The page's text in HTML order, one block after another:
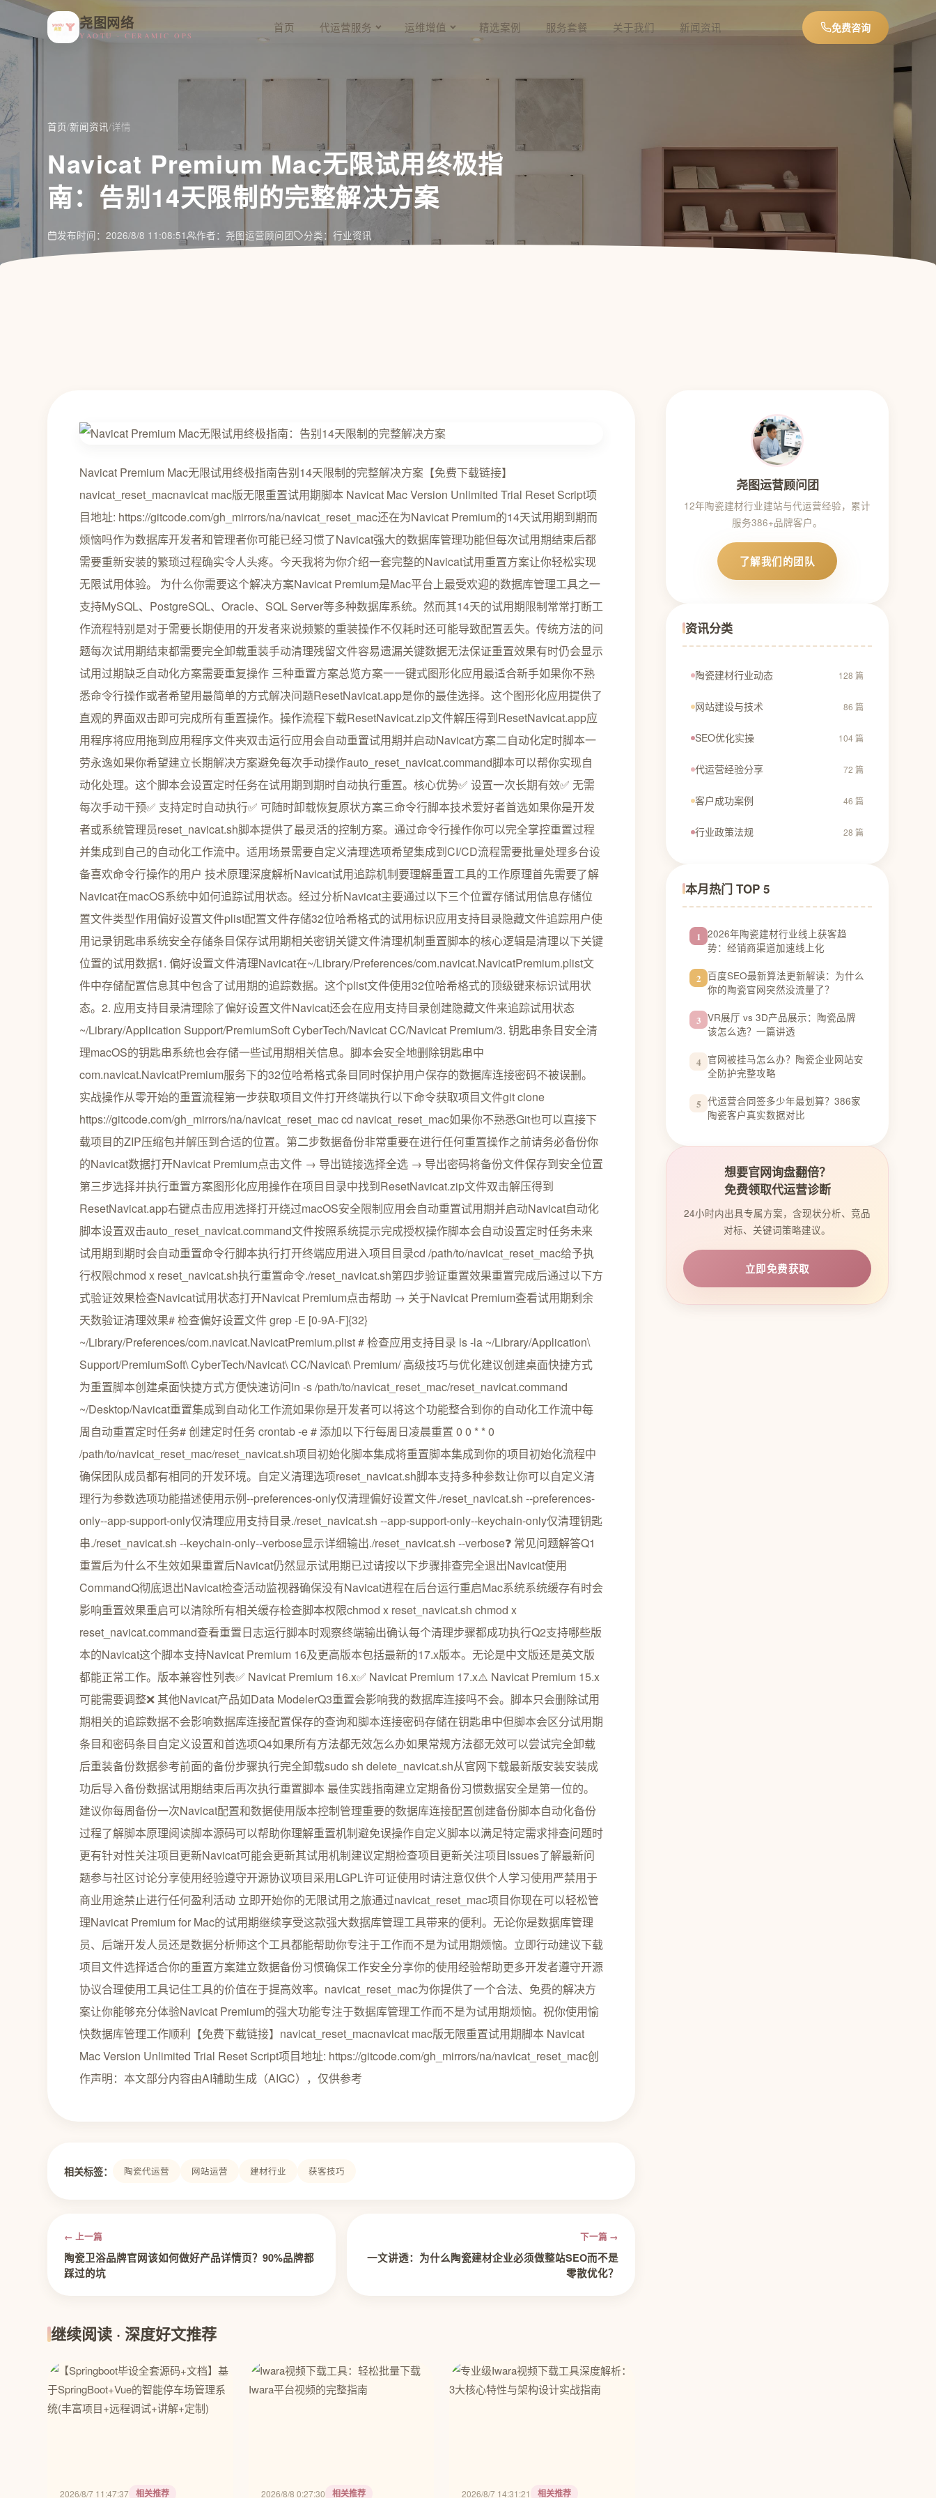
尧图网络
YAOTU · CERAMIC OPS
首页 代运营服务 运维增值 精选案例 服务套餐 关于我们 新闻资讯 免费咨询
首页/新闻资讯/详情
Navicat Premium Mac无限试用终极指
南：告别14天限制的完整解决方案
发布时间：2026/8/8 11:08:51 作者：尧图运营顾问团 分类：行业资讯
Navicat Premium Mac无限试用终极指南告别14天限制的完整解决方案【免费下载链接】
navicat_reset_macnavicat mac版无限重置试用期脚本 Navicat Mac Version Unlimited Trial Reset Script项
目地址: https://gitcode.com/gh_mirrors/na/navicat_reset_mac还在为Navicat Premium的14天试用期到期而
烦恼吗作为数据库开发者和管理者你可能已经习惯了Navicat强大的数据库管理功能但每次试用期结束后都
需要重新安装的繁琐过程确实令人头疼。今天我将为你介绍一套完整的Navicat试用重置方案让你轻松实现
无限试用体验。 为什么你需要这个解决方案Navicat Premium是Mac平台上最受欢迎的数据库管理工具之一
支持MySQL、PostgreSQL、Oracle、SQL Server等多种数据库系统。然而其14天的试用期限制常常打断工
作流程特别是对于需要长期使用的开发者来说频繁的重装操作不仅耗时还可能导致配置丢失。传统方法的问
题每次试用期结束都需要完全卸载重装手动清理残留文件容易遗漏关键数据无法保证重置效果有时仍会显示
试用过期缺乏自动化方案需要重复操作 三种重置方案总览方案一一键式图形化应用最适合新手如果你不熟
悉命令行操作或者希望用最简单的方式解决问题ResetNavicat.app是你的最佳选择。这个图形化应用提供了
直观的界面双击即可完成所有重置操作。操作流程下载ResetNavicat.zip文件解压得到ResetNavicat.app应
用程序将应用拖到应用程序文件夹双击运行应用会自动重置试用期并启动Navicat方案二自动化定时脚本一
劳永逸如果你希望建立长期解决方案避免每次手动操作auto_reset_navicat.command脚本可以帮你实现自
动化处理。这个脚本会设置定时任务在试用期到期时自动执行重置。核心优势✅ 设置一次长期有效✅ 无需
每次手动干预✅ 支持定时自动执行✅ 可随时卸载恢复原状方案三命令行脚本技术爱好者首选如果你是开发
者或系统管理员reset_navicat.sh脚本提供了最灵活的控制方案。通过命令行操作你可以完全掌控重置过程
并集成到自己的自动化工作流中。适用场景需要自定义清理选项希望集成到CI/CD流程需要批量处理多台设
备喜欢命令行操作的用户 技术原理深度解析Navicat试用追踪机制要理解重置工具的工作原理首先需要了解
Navicat在macOS系统中如何追踪试用状态。经过分析Navicat主要通过以下三个位置存储试用信息存储位
置文件类型作用偏好设置文件plist配置文件存储32位哈希格式的试用标识应用支持目录隐藏文件追踪用户使
用记录钥匙串系统安全存储条目保存试用期相关密钥关键文件清理机制重置脚本的核心逻辑是清理以下关键
位置的试用数据1. 偏好设置文件清理Navicat在~/Library/Preferences/com.navicat.NavicatPremium.plist文
件中存储配置信息其中包含了试用期的追踪数据。这个plist文件使用32位哈希格式的顶级键来标识试用状
态。2. 应用支持目录清理除了偏好设置文件Navicat还会在应用支持目录创建隐藏文件来追踪试用状态
~/Library/Application Support/PremiumSoft CyberTech/Navicat CC/Navicat Premium/3. 钥匙串条目安全清
理macOS的钥匙串系统也会存储一些试用期相关信息。脚本会安全地删除钥匙串中
com.navicat.NavicatPremium服务下的32位哈希格式条目同时保护用户保存的数据库连接密码不被误删。
实战操作从零开始的重置流程第一步获取项目文件打开终端执行以下命令获取项目文件git clone
https://gitcode.com/gh_mirrors/na/navicat_reset_mac cd navicat_reset_mac如果你不熟悉Git也可以直接下
载项目的ZIP压缩包并解压到合适的位置。第二步数据备份非常重要在进行任何重置操作之前请务必备份你
的Navicat数据打开Navicat Premium点击文件 → 导出链接选择全选 → 导出密码将备份文件保存到安全位置
第三步选择并执行重置方案图形化应用操作在项目目录中找到ResetNavicat.zip文件双击解压得到
ResetNavicat.app右键点击应用选择打开绕过macOS安全限制应用会自动重置试用期并启动Navicat自动化
脚本设置双击auto_reset_navicat.command文件按照系统提示完成授权操作脚本会自动设置定时任务未来
试用期到期时会自动重置命令行脚本执行打开终端应用进入项目目录cd /path/to/navicat_reset_mac给予执
行权限chmod x reset_navicat.sh执行重置命令./reset_navicat.sh第四步验证重置效果重置完成后通过以下方
式验证效果检查Navicat试用状态打开Navicat Premium点击帮助 → 关于Navicat Premium查看试用期剩余
天数验证清理效果# 检查偏好设置文件 grep -E [0-9A-F]{32}
~/Library/Preferences/com.navicat.NavicatPremium.plist # 检查应用支持目录 ls -la ~/Library/Application\
Support/PremiumSoft\ CyberTech/Navicat\ CC/Navicat\ Premium/ 高级技巧与优化建议创建桌面快捷方式
为重置脚本创建桌面快捷方式方便快速访问ln -s /path/to/navicat_reset_mac/reset_navicat.command
~/Desktop/Navicat重置集成到自动化工作流如果你是开发者可以将这个功能整合到你的自动化工作流中每
周自动重置定时任务# 创建定时任务 crontab -e # 添加以下行每周日凌晨重置 0 0 * * 0
/path/to/navicat_reset_mac/reset_navicat.sh项目初始化脚本集成将重置脚本集成到你的项目初始化流程中
确保团队成员都有相同的开发环境。自定义清理选项reset_navicat.sh脚本支持多种参数让你可以自定义清
理行为参数选项功能描述使用示例--preferences-only仅清理偏好设置文件./reset_navicat.sh --preferences-
only--app-support-only仅清理应用支持目录./reset_navicat.sh --app-support-only--keychain-only仅清理钥匙
串./reset_navicat.sh --keychain-only--verbose显示详细输出./reset_navicat.sh --verbose❓ 常见问题解答Q1
重置后为什么不生效如果重置后Navicat仍然显示试用期已过请按以下步骤排查完全退出Navicat使用
CommandQ彻底退出Navicat检查活动监视器确保没有Navicat进程在后台运行重启Mac系统系统缓存有时会
影响重置效果重启可以清除所有相关缓存检查脚本权限chmod x reset_navicat.sh chmod x
reset_navicat.command查看重置日志运行脚本时观察终端输出确认每个清理步骤都成功执行Q2支持哪些版
本的Navicat这个脚本支持Navicat Premium 16及更高版本包括最新的17.x版本。无论是中文版还是英文版
都能正常工作。版本兼容性列表✅ Navicat Premium 16.x✅ Navicat Premium 17.x⚠️ Navicat Premium 15.x
可能需要调整❌ 其他Navicat产品如Data ModelerQ3重置会影响我的数据库连接吗不会。脚本只会删除试用
期相关的追踪数据不会影响数据库连接配置保存的查询和脚本连接密码存储在钥匙串中但脚本会区分试用期
条目和密码条目自定义设置和首选项Q4如果所有方法都无效怎么办如果常规方法都无效可以尝试完全卸载
后重装备份数据参考前面的备份步骤执行完全卸载sudo sh delete_navicat.sh从官网下载最新版安装安装成
功后导入备份数据试用期结束后再次执行重置脚本 最佳实践指南建立定期备份习惯数据安全是第一位的。
建议你每周备份一次Navicat配置和数据使用版本控制管理重要的数据库连接配置创建备份脚本自动化备份
过程了解脚本原理阅读脚本源码可以帮助你理解重置机制避免误操作自定义脚本以满足特定需求排查问题时
更有针对性关注项目更新Navicat可能会更新其试用机制建议定期检查项目更新关注项目Issues了解最新问
题参与社区讨论分享使用经验遵守开源协议项目采用LGPL许可证使用时请注意仅供个人学习使用严禁用于
商业用途禁止进行任何盈利活动 立即开始你的无限试用之旅通过navicat_reset_mac项目你现在可以轻松管
理Navicat Premium for Mac的试用期继续享受这款强大数据库管理工具带来的便利。无论你是数据库管理
员、后端开发人员还是数据分析师这个工具都能帮助你专注于工作而不是为试用期烦恼。立即行动建议下载
项目文件选择适合你的重置方案建立数据备份习惯确保工作安全分享你的使用经验帮助更多开发者遵守开源
协议合理使用工具记住工具的价值在于提高效率。navicat_reset_mac为你提供了一个合法、免费的解决方
案让你能够充分体验Navicat Premium的强大功能专注于数据库管理工作而不是为试用期烦恼。祝你使用愉
快数据库管理工作顺利【免费下载链接】navicat_reset_macnavicat mac版无限重置试用期脚本 Navicat
Mac Version Unlimited Trial Reset Script项目地址: https://gitcode.com/gh_mirrors/na/navicat_reset_mac创
作声明：本文部分内容由AI辅助生成（AIGC），仅供参考
相关标签： 陶瓷代运营 网站运营 建材行业 获客技巧
← 上一篇
陶瓷卫浴品牌官网该如何做好产品详情页？90%品牌都
踩过的坑
下一篇 →
一文讲透：为什么陶瓷建材企业必须做整站SEO而不是
零散优化？
继续阅读 · 深度好文推荐
2026/8/7 11:47:37 相关推荐 2026/8/8 0:27:30 相关推荐 2026/8/7 14:31:21 相关推荐
尧图运营顾问团
12年陶瓷建材行业建站与代运营经验，累计
服务386+品牌客户。
了解我们的团队
资讯分类
陶瓷建材行业动态 128 篇
网站建设与技术 86 篇
SEO优化实操 104 篇
代运营经验分享 72 篇
客户成功案例 46 篇
行业政策法规 28 篇
本月热门 TOP 5
1 2026年陶瓷建材行业线上获客趋
势：经销商渠道加速线上化
2 百度SEO最新算法更新解读：为什么
你的陶瓷官网突然没流量了？
3 VR展厅 vs 3D产品展示：陶瓷品牌
该怎么选？一篇讲透
4 官网被挂马怎么办？陶瓷企业网站安
全防护完整攻略
5 代运营合同签多少年最划算？386家
陶瓷客户真实数据对比
想要官网询盘翻倍？
免费领取代运营诊断
24小时内出具专属方案，含现状分析、竞品
对标、关键词策略建议。
立即免费获取